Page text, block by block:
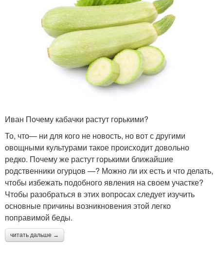
Иван Почему кабачки растут горькими?
То, что— ни для кого не новость, но вот с другими
овощными культурами такое происходит довольно
редко. Почему же растут горькими ближайшие
родственники огурцов —? Можно ли их есть и что делать,
чтобы избежать подобного явления на своем участке?
Чтобы разобраться в этих вопросах следует изучить
основные причины возникновения этой легко
поправимой беды.
читать дальше →